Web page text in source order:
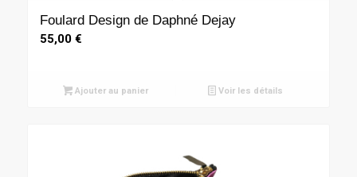
Foulard Design de Daphné Dejay
55,00 €
Ajouter au panier Voir les détails